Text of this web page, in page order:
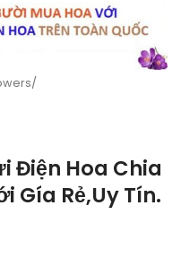
Điện Hoa Chia
Gía Rẻ,Uy Tín.